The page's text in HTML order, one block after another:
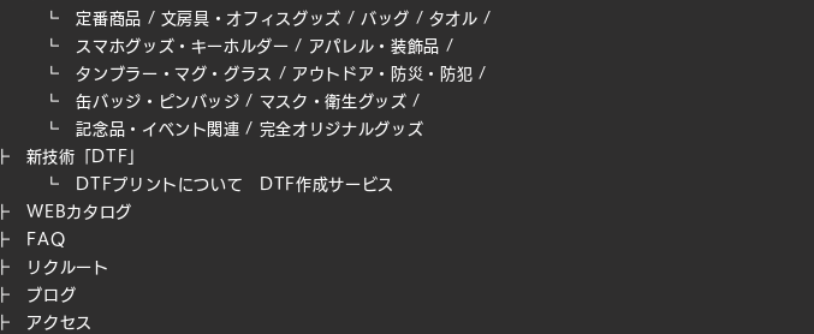
┗定番商品 / 文房具・オフィスグッズ / バッグ / タオル /
┗
スマホグッズ・キーホルダー / アパレル・装飾品 /
┗タンブラー・マグ・グラス / アウトドア・防災・防犯 /
┗缶バッジ・ピンバッジ / マスク・衛生グッズ /
┗記念品・イベント関連 / 完全オリジナルグッズ
┣
新技術「DTF」
┗ DTFプリントについて
DTF作成サービス
┣
WEB​カタログ
┣
FAQ
┣ リクルート
┣
ブログ
┣
アクセス